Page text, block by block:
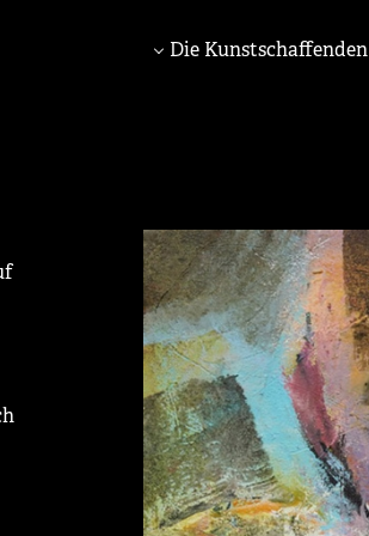
Die Kunstschaffenden